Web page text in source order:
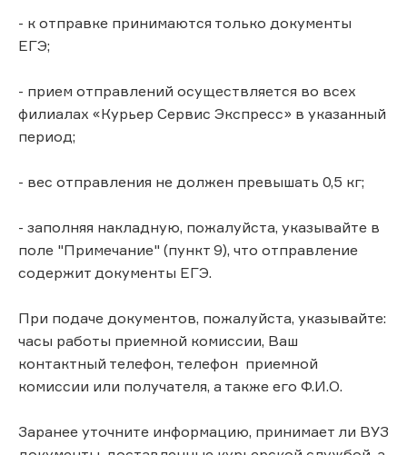
- к отправке принимаются только документы
ЕГЭ;
- прием отправлений осуществляется во всех
филиалах «Курьер Сервис Экспресс» в указанный
период;
- вес отправления не должен превышать 0,5 кг;
- заполняя накладную, пожалуйста, указывайте в
поле "Примечание" (пункт 9), что отправление
содержит документы ЕГЭ.
При подаче документов, пожалуйста, указывайте:
часы работы приемной комиссии, Ваш
контактный телефон, телефон приемной
комиссии или получателя, а также его Ф.И.О.
Заранее уточните информацию, принимает ли ВУЗ